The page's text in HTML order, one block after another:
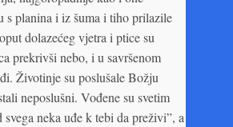
s planina i iz šuma i tiho prilazile
dolazećeg vjetra i ptice su
prekrivši nebo, i u savršenom
Životinje su poslušale Božju
neposlušni. Vođene su svetim
neka uđe k tebi da preživi”, a